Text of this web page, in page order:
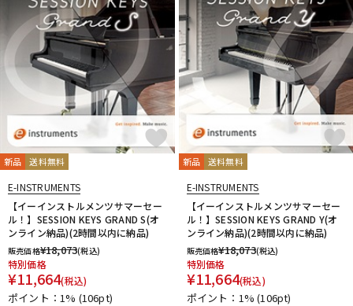
新品 送料無料
E-INSTRUMENTS
【イーインストルメンツサマーセー
ル！】SESSION KEYS GRAND S(オ
ンライン納品)(2時間以内に納品)
販売価格¥18,073(税込)
特別価格
¥11,664(税込)
ポイント：1% (106pt)
新品 送料無料
E-INSTRUMENTS
【イーインストルメンツサマーセー
ル！】SESSION KEYS GRAND Y(オ
ンライン納品)(2時間以内に納品)
販売価格¥18,073(税込)
特別価格
¥11,664(税込)
ポイント：1%(106pt)